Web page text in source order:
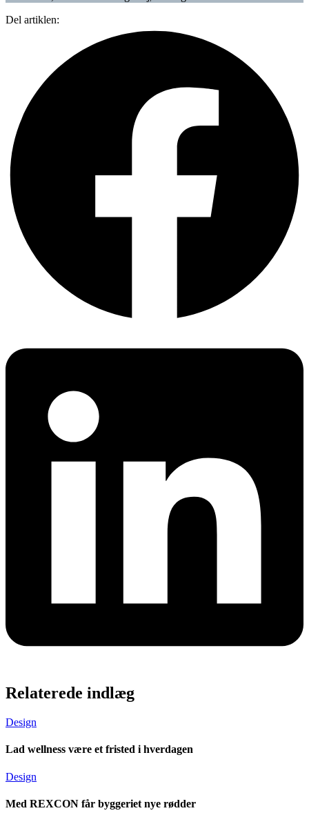
Del artiklen:
Relaterede indlæg
Design
Lad wellness være et fristed i hverdagen
Design
Med REXCON får byggeriet nye rødder